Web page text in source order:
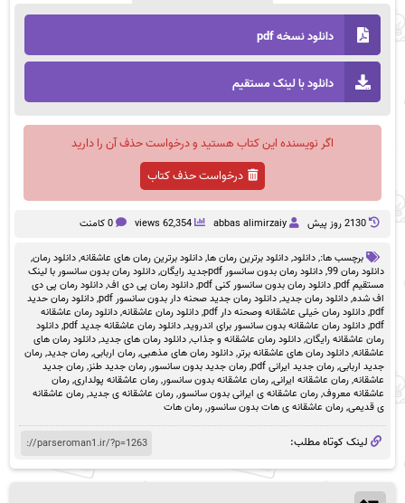
دانلود نسخه pdf
دانلود با لینک مستقیم
اگر نویسنده این کتاب هستید و درخواست حذف آن را دارید
درخواست حذف کتاب
2130 روز پيش abbas alimirzaiy
62,354 views 0 کامنت
برچسب ها:,دانلود,دانلود برترین رمان ها,دانلود برترین رمان های عاشقانه,دانلود رمان,
دانلود رمان 99
,دانلود رمان بدون سانسور pdfجدید رایگان ,دانلود رمان بدون سانسور با لینک
مستقیم pdf
,دانلود رمان بدون سانسور کنی pdf ,دانلود رمان پی دی اف,دانلود رمان پی دی
اف شده,دانلود رمان جدید,دانلود رمان جدید صحنه دار بدون سانسور pdf ,دانلود رمان حدید
pdf
,دانلود رمان خیلی عاشقانه وصحنه دار pdf ,دانلود رمان عاشقانه,دانلود رمان عاشقانه
pdf
,دانلود رمان عاشقانه بدون سانسور برای اندروید,دانلود رمان عاشقانه جدید pdf ,دانلود
رمان عاشقانه رایگان,دانلود رمان عاشقانه و جذاب,دانلود رمان های جدید,دانلود رمان های
عاشقانه,دانلود رمان های عاشقانه برتر,دانلود رمان های مذهبی,رمان اربابی,رمان جدید,رمان
جدید اربابی,رمان جدید ایرانی pdf ,رمان جدید بدون سانسور,رمان جدید طنز,رمان جدید
عاشقانه,رمان عاشقانه ایرانی,رمان عاشقانه بدون سانسور,رمان عاشقانه پولداری,رمان
عاشقانه معروف,رمان عاشقانه ی ایرانی بدون سانسور,رمان عاشقانه ی جدید,رمان عاشقانه
ی قدیمی,رمان عاشقانه ی هات بدون سانسور,رمان هات
لینک کوتاه مطلب: